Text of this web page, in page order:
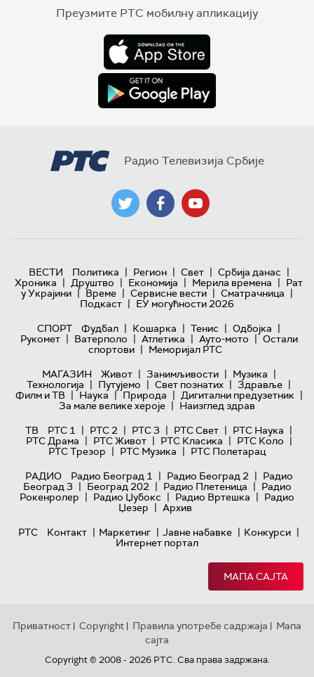
Преузмите РТС мобилну апликацију
Радио Телевизија Србије
ВЕСТИ Политика | Регион | Свет | Србија данас |
Хроника | Друштво | Економија | Мерила времена | Рат
у Украјини | Време | Сервисне вести | Сматрачница |
Подкаст | ЕУ могућности 2026
СПОРТ
Фудбал | Кошарка | Тенис | Одбојка |
Рукомет | Ватерполо | Атлетика | Ауто-мото | Остали
спортови | Меморијал РТС
МАГАЗИН
Живот | Занимљивости | Музика |
Технологијa | Путујемо | Свет познатих | Здравље |
Филм и ТВ | Наука | Природа | Дигитални предузетник |
За мале велике хероје | Наизглед здрав
ТВ
РТС 1 | РТС 2 | РТС 3 | РТС Свет | РТС Наука |
РТС Драма | РТС Живот | РТС Класика | РТС Коло |
РТС Трезор | РТС Музика | РТС Полетарац
РАДИО
Радио Београд 1 | Радио Београд 2 | Радио
Београд 3 | Београд 202 | Радио Плетеница | Радио
Рокенролер | Радио Џубокс | Радио Вртешка | Радио
Џезер | Архив
РТС
Контакт | Маркетинг | Јавне набавке | Конкурси |
Интернет портал
МАПА САЈТА
Приватност | Copyright | Правила употребе садржаја | Мапа
сајта
Copyright © 2008 - 2026 РТС. Сва права задржана.